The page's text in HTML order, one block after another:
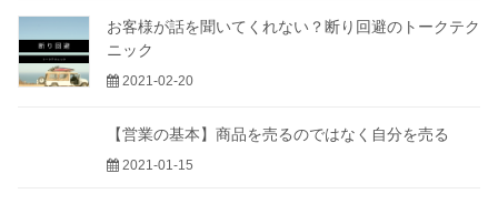
お客様が話を聞いてくれない？断り回避のトークテク
ニック
2021-02-20
【営業の基本】商品を売るのではなく自分を売る
2021-01-15